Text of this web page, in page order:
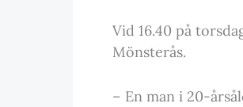
Vid 16.40 på
Mönsterås.
– En man i 20-